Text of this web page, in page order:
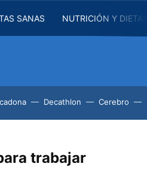
SANAS NUTRICIÓN Y
Decathlon Cerebro
trabajar